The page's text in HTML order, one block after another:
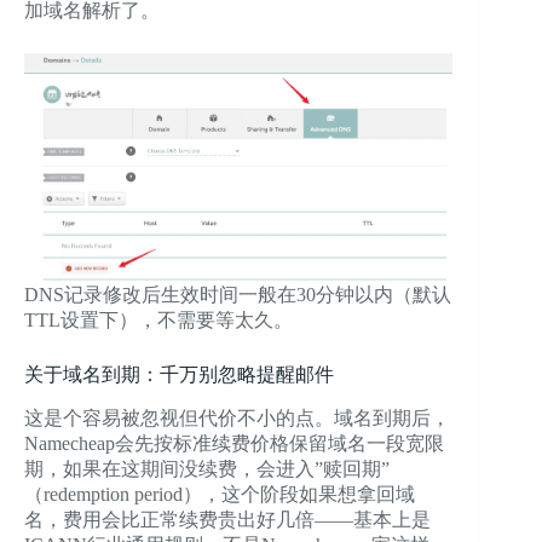
加域名解析了。
DNS记录修改后生效时间一般在30分钟以内（默认
TTL设置下），不需要等太久。
关于域名到期：千万别忽略提醒邮件
这是个容易被忽视但代价不小的点。域名到期后，
Namecheap会先按标准续费价格保留域名一段宽限
期，如果在这期间没续费，会进入”赎回期”
（redemption period），这个阶段如果想拿回域
名，费用会比正常续费贵出好几倍——基本上是